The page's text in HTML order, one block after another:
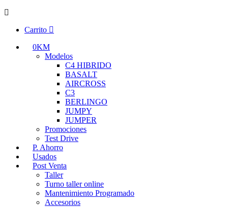
Carrito
0KM
Modelos
C4 HIBRIDO
BASALT
AIRCROSS
C3
BERLINGO
JUMPY
JUMPER
Promociones
Test Drive
P. Ahorro
Usados
Post Venta
Taller
Turno taller online
Mantenimiento Programado
Accesorios